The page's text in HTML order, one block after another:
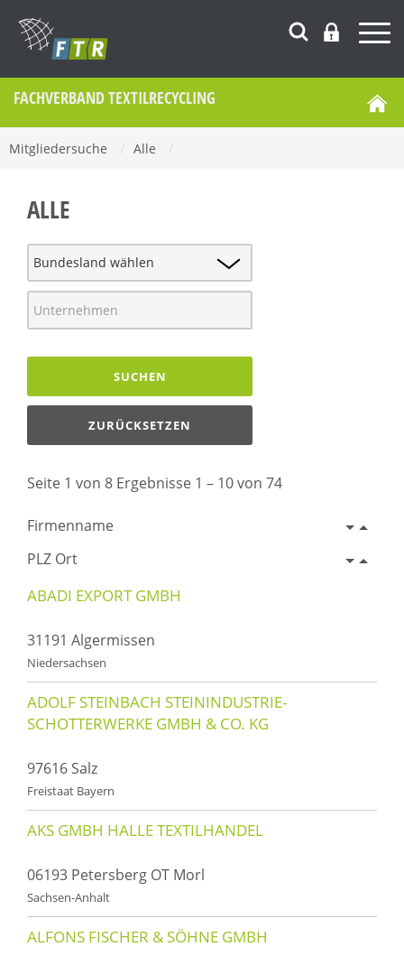
FACHVERBAND TEXTILRECYCLING
Mitgliedersuche Alle
ALLE
SUCHEN
ZURÜCKSETZEN
Seite 1 von 8 Ergebnisse 1 – 10 von 74
Firmenname
PLZ Ort
ABADI EXPORT GMBH
31191 Algermissen
Niedersachsen
ADOLF STEINBACH STEININDUSTRIE-
SCHOTTERWERKE GMBH & CO. KG
97616 Salz
Freistaat Bayern
AKS GMBH HALLE TEXTILHANDEL
06193 Petersberg OT Morl
Sachsen-Anhalt
ALFONS FISCHER & SÖHNE GMBH